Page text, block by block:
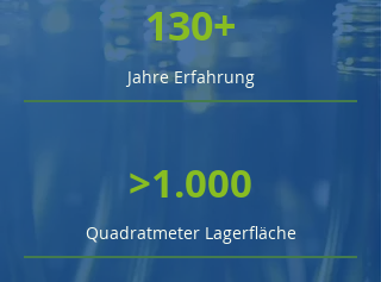
130+
Jahre Erfahrung
>1.000
Quadratmeter Lagerfläche